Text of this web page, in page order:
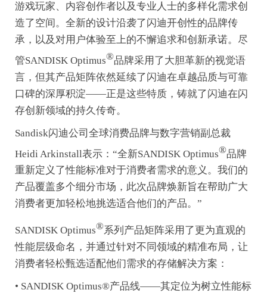
游戏玩家、内容创作者以及专业人士的多样化需求创
造了空间。全新的设计沿袭了闪迪开创性的品牌传
承，以及对用户体验至上的不懈追求和创新承诺。尽
管SANDISK Optimus®品牌采用了大胆革新的视觉语
言，但其产品矩阵依然延续了闪迪在卓越品质与可靠
口碑的深厚积淀——正是这些特质，铸就了闪迪在闪
存创新领域的持久传奇。
Sandisk闪迪公司全球消费品牌与数字营销副总裁
Heidi Arkinstall表示：“全新SANDISK Optimus®品牌
重新定义了性能标准对于消费者需求的意义。我们的
产品覆盖多个细分市场，此次品牌焕新旨在帮助广大
消费者更加轻松地挑选适合他们的产品。”
SANDISK Optimus®系列产品矩阵采用了更为直观的
性能层级命名，并通过针对不同领域的精准布局，让
消费者轻松甄选适配他们需求的存储解决方案：
• SANDISK Optimus®产品线——其定位为树立性能标